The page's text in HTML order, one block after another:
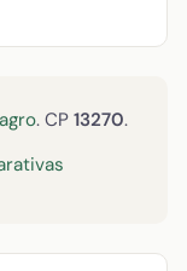
. CP 13270.